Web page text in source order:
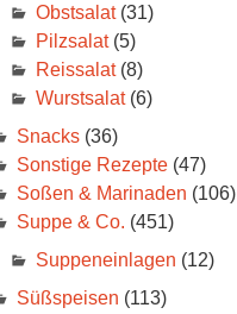
Obstsalat(31)
Pilzsalat(5)
Reissalat(8)
Wurstsalat(6)
Snacks(36)
Sonstige Rezepte(47)
Soßen & Marinaden (106)
Suppe & Co. (451)
Suppeneinlagen (12)
Süßspeisen (113)